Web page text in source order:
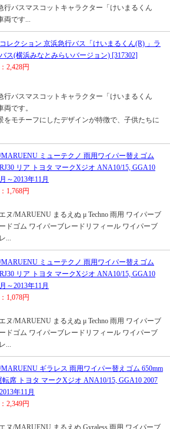
行バスマスコットキャラクター「けいまるくん
両です...
レクション 京浜急行バス「けいまるくん(R) 」ラ
ス(横浜みなとみらいバージョン) [317302]
2,428円
行バスマスコットキャラクター「けいまるくん
です。
をモチーフにしたデザインが特徴で、子供たちに
ミューテクノ 雨用ワイパー替えゴム
リア トヨタ マークXジオ ANA10/15, GGA10
～2013年11月
1,768円
ヌ/MARUENU まるえぬ μ Techno 雨用 ワイパーブ
ドゴム ワイパーブレードリフィール ワイパーブ
...
ミューテクノ 雨用ワイパー替えゴム
リア トヨタ マークXジオ ANA10/15, GGA10
～2013年11月
1,078円
ヌ/MARUENU まるえぬ μ Techno 雨用 ワイパーブ
ドゴム ワイパーブレードリフィール ワイパーブ
...
ギラレス 雨用ワイパー替えゴム 650mm
転席 トヨタ マークXジオ ANA10/15, GGA10 2007
年11月
2,349円
ヌ/MARUENU まるえぬ Gyraless 雨用 ワイパーブ